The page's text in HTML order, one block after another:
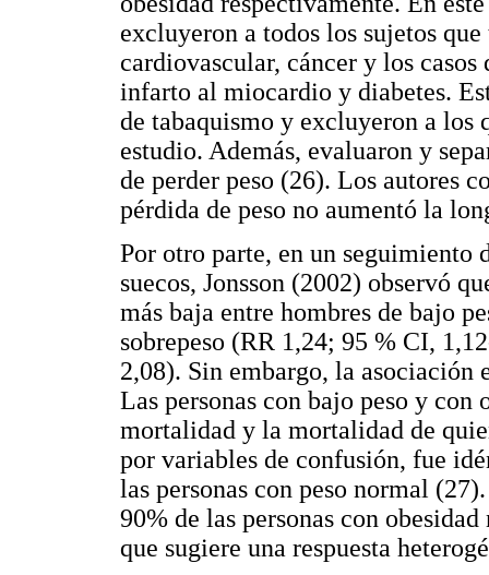
excluyeron a todos los sujetos
cardiovascular, cáncer y los
infarto al miocardio y diabetes.
de tabaquismo y excluyeron a
estudio. Además, evaluaron y
de perder peso (26). Los autores
pérdida de peso no aumentó la
Por otro parte, en un seguimiento
suecos, Jonsson (2002) observó
más baja entre hombres de bajo
sobrepeso (RR 1,24; 95 % CI,
2,08). Sin embargo, la
Las personas con bajo peso y con
mortalidad y la mortalidad de
por variables de confusión, fue
las personas con peso normal
90% de las personas con
que sugiere una respuesta